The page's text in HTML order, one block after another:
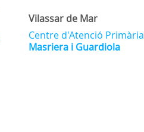
Vilassar de Mar
Centre d'Atenció Primària
Masriera i Guardiola